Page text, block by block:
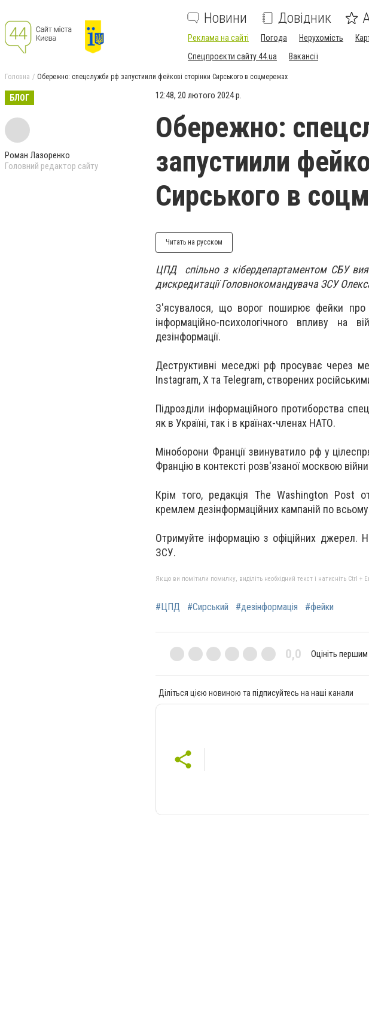
Новини Довідник
Реклама на сайті Погода Нерухомість
Спецпроєкти сайту 44.ua
Вакансії
Головна Обережно: спецслужби рф запустиили фейкові сторінки Сирського в соцмережах
БЛОГ
Роман Лазоренко
Головний редактор сайту
12:48, 20 лютого 2024 р.
Обережно:
запустиили
Сирського в
Читать на русском
ЦПД спільно з кібердепартаментом СБУ
дискредитації Головнокомандувача ЗСУ
З'ясувалося, що ворог поширює фейки
інформаційно-психологічного впливу на
дезінформації.
Деструктивні меседжі рф просуває через
Instagram, X та Telegram, створених
Підрозділи інформаційного протиборства
як в Україні, так і в країнах-членах НАТО.
Міноборони Франції звинуватило рф у
Францію в контексті розв'язаної москвою
Крім того, редакція The Washington Post
кремлем дезінформаційних кампаній по всьому
Отримуйте інформацію з офіційних джерел.
ЗСУ.
Якщо ви помітили помилку, виділіть необхідний текст і натисніть Ctrl +
#ЦПД #Сирський #дезінформація #фейки
0,0 Оцініть першим
Діліться цією новиною та підписуйтесь на наші канали